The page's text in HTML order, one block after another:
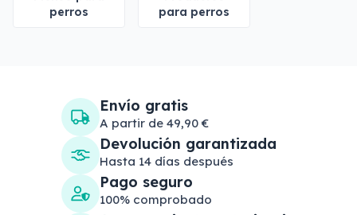
perros
para perros
Envío gratis
A partir de 49,90 €
Devolución garantizada
Hasta 14 días después
Pago seguro
100% comprobado